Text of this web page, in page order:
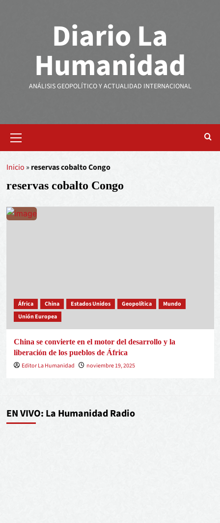
Diario La
Humanidad
ANÁLISIS GEOPOLÍTICO Y ACTUALIDAD INTERNACIONAL
Inicio » reservas cobalto Congo
reservas cobalto Congo
África China Estados Unidos Geopolítica
Mundo
Unión Europea
China se convierte en el motor del desarrollo y la
liberación de los pueblos de África
Editor La Humanidad
noviembre 19, 2025
EN VIVO: La Humanidad Radio